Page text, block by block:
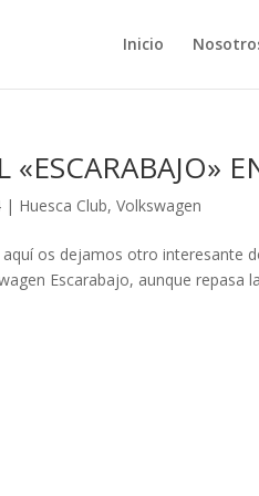
Inicio
«ESCARABAJO»
| Huesca Club,Volkswagen
os dejamos otro interesante
Escarabajo, aunque repasa